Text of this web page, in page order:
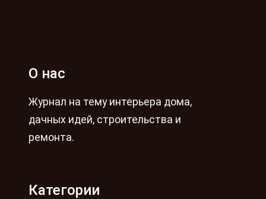
О нас
Журнал на тему интерьера дома,
дачных идей, строительства и
ремонта.
Категории